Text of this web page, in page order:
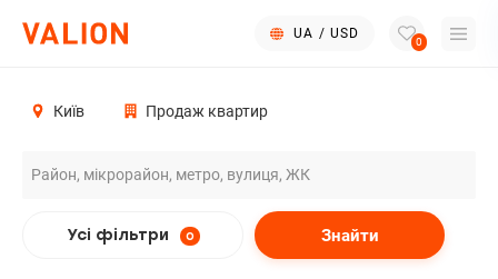
UA / USD
0
Київ Продаж квартир
Усі фільтри 0 Знайти